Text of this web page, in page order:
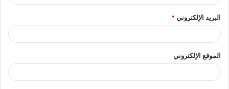
البريد الإلكتروني*
الموقع الإلكتروني